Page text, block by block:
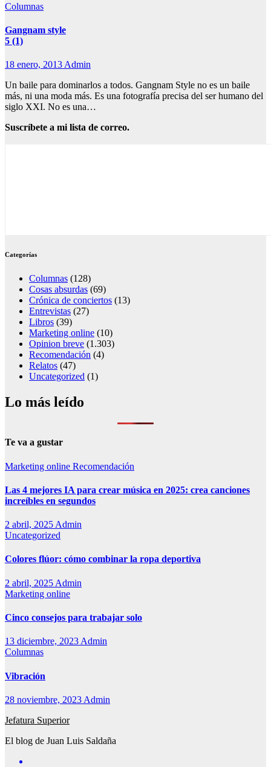
Columnas
Gangnam style
5 (1)
18 enero, 2013Admin
Un baile para dominarlos a todos. Gangnam Style no es un baile
más, ni una moda más. Es una fotografía precisa del ser humano del
siglo XXI. No es una…
Suscríbete a mi lista de correo.
Categorías
Columnas (128)
Cosas absurdas (69)
Crónica de conciertos (13)
Entrevistas (27)
Libros (39)
Marketing online (10)
Opinion breve (1.303)
Recomendación (4)
Relatos (47)
Uncategorized (1)
Lo más leído
Te va a gustar
Marketing online Recomendación
Las 4 mejores IA para crear música en 2025: crea canciones
increíbles en segundos
2 abril, 2025 Admin
Uncategorized
Colores flúor: cómo combinar la ropa deportiva
2 abril, 2025 Admin
Marketing online
Cinco consejos para trabajar solo
13 diciembre, 2023 Admin
Columnas
Vibración
28 noviembre, 2023 Admin
Jefatura Superior
El blog de Juan Luis Saldaña